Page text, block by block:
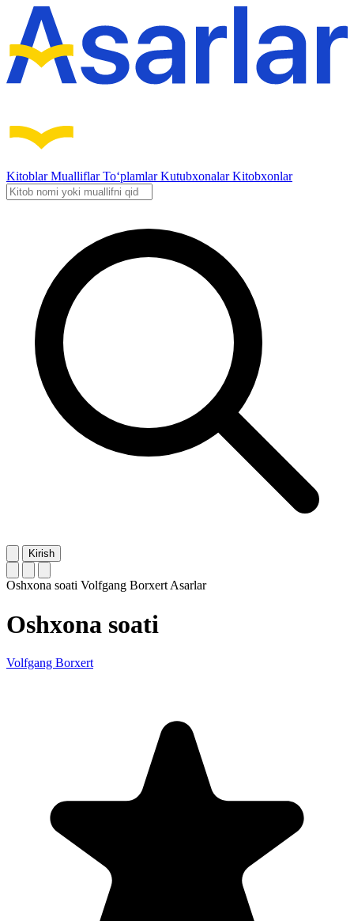
KitoblarMualliflarTo‘plamlarKutubxonalarKitobxonlar
Kirish
Oshxona soati Volfgang BorxertAsarlar
Oshxona soati
Volfgang Borxert